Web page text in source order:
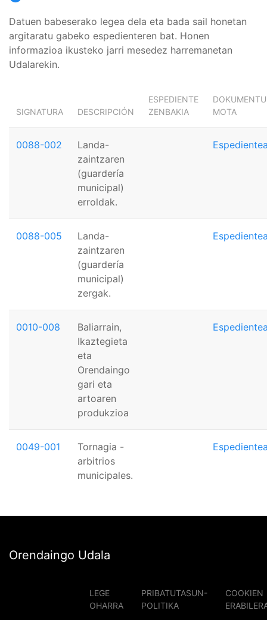
Datuen babeserako legea dela eta bada sail honetan
argitaratu gabeko espedienteren bat. Honen
informazioa ikusteko jarri mesedez harremanetan
Udalarekin.
SIGNATURA DESCRIPCIÓN
ESPEDIENTE
ZENBAKIA
DOKUMENTU
MOTA
0088-002
Landa-
zaintzaren
(guardería
municipal)
erroldak.
0088-005
Landa-
zaintzaren
(guardería
municipal)
zergak.
0010-008
Baliarrain,
Ikaztegieta
eta
Orendaingo
gari eta
artoaren
produkzioa
0049-001
Tornagia -
arbitrios
municipales.
Orendaingo Udala
LEGE
OHARRA
PRIBATUTASUN-
POLITIKA
COOKIEN